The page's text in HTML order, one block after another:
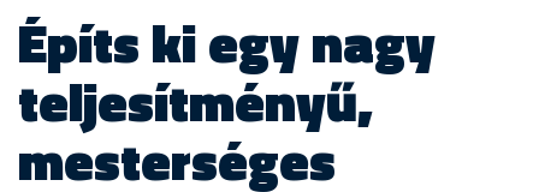
Építs ki egy nagy
teljesítményű,
mesterséges